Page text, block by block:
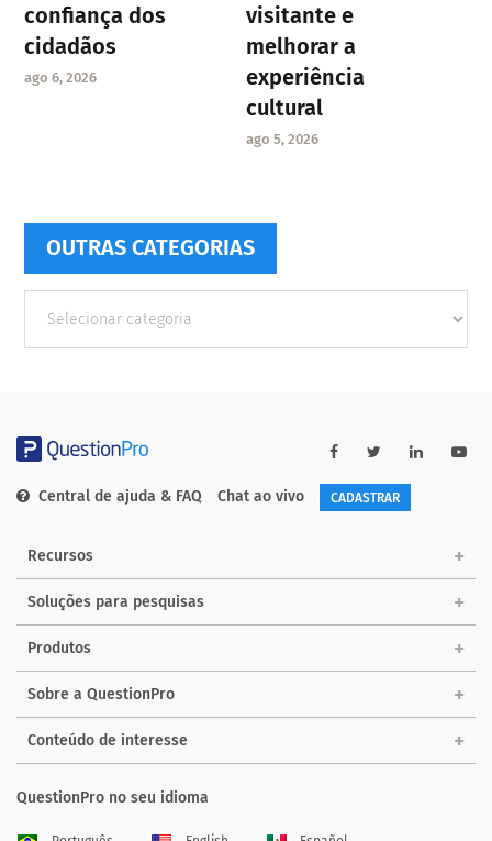
confiança dos
cidadãos
ago 6, 2026
visitante e
melhorar a
experiência
cultural
ago 5, 2026
OUTRAS CATEGORIAS
Categorias
Central de ajuda & FAQ Chat ao vivo CADASTRAR
Recursos
Soluções para pesquisas
Produtos
Sobre a QuestionPro
Conteúdo de interesse
QuestionPro no seu idioma